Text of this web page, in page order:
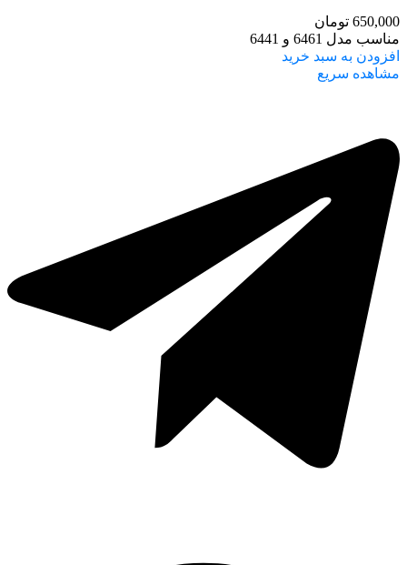
650,000 تومان
مناسب مدل 6461 و 6441
افزودن به سبد خرید
مشاهده سریع